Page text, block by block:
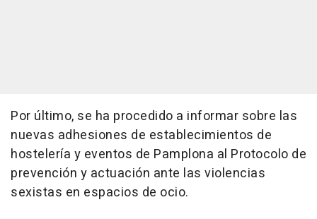
Por último, se ha procedido a informar sobre las
nuevas adhesiones de establecimientos de
hostelería y eventos de Pamplona al Protocolo de
prevención y actuación ante las violencias
sexistas en espacios de ocio.